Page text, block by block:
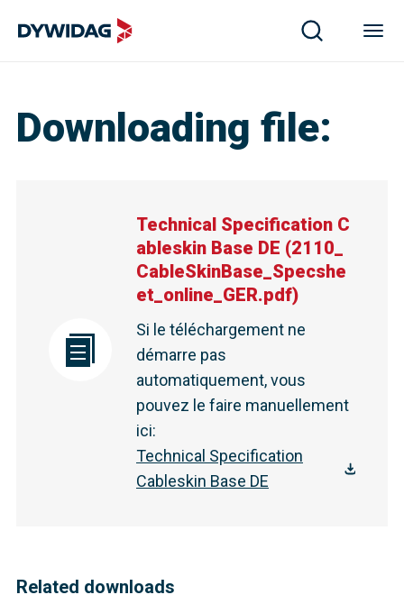
Downloading file:
Technical Specification C
ableskin Base DE (2110_
CableSkinBase_Specshe
et_online_GER.pdf)
Si le téléchargement ne
démarre pas
automatiquement, vous
pouvez le faire manuellement
ici:
Technical Specification
Cableskin Base DE
Related downloads